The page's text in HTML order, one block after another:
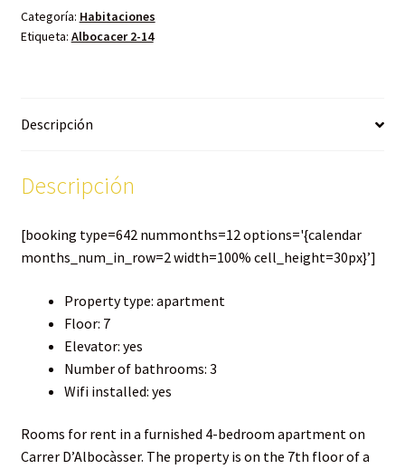
Categoría: Habitaciones
Etiqueta: Albocacer 2-14
Descripción
Descripción
[booking type=642 nummonths=12 options='{calendar
months_num_in_row=2 width=100% cell_height=30px}’]
Property type: apartment
Floor: 7
Elevator: yes
Number of bathrooms: 3
Wifi installed: yes
Rooms for rent in a furnished 4-bedroom apartment on
Carrer D’Albocàsser. The property is on the 7th floor of a